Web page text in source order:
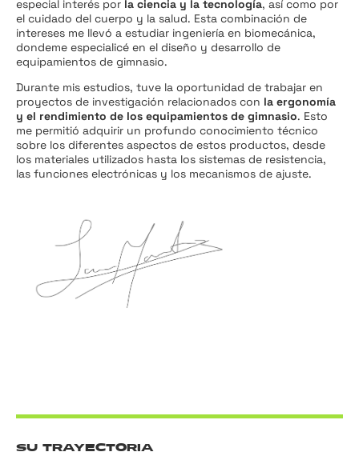
especial interés por la ciencia y la tecnología, así como por
el cuidado del cuerpo y la salud. Esta combinación de
intereses me llevó a estudiar ingeniería en biomecánica,
dondeme especialicé en el diseño y desarrollo de
equipamientos de gimnasio.
Durante mis estudios, tuve la oportunidad de trabajar en
proyectos de investigación relacionados con la ergonomía
y el rendimiento de los equipamientos de gimnasio. Esto
me permitió adquirir un profundo conocimiento técnico
sobre los diferentes aspectos de estos productos, desde
los materiales utilizados hasta los sistemas de resistencia,
las funciones electrónicas y los mecanismos de ajuste.
SU TRAYECTORIA